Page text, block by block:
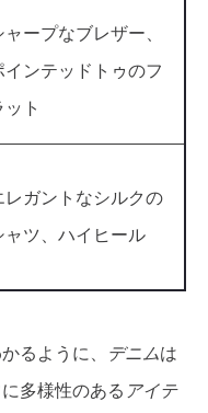
ャープなブレザー、
インテッドトゥのフ
ット
レガントなシルクの
ャツ、ハイヒール
るように、 デニムは
多様性のあるアイテ